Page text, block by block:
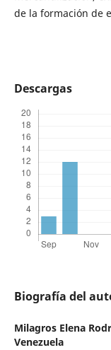
de la formación de
Descargas
Biografía del
Milagros Elena
Venezuela